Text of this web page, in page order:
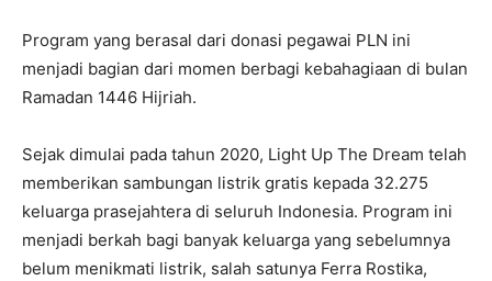
Program yang berasal dari donasi pegawai PLN ini
menjadi bagian dari momen berbagi kebahagiaan di bulan
Ramadan 1446 Hijriah.
Sejak dimulai pada tahun 2020, Light Up The Dream telah
memberikan sambungan listrik gratis kepada 32.275
keluarga prasejahtera di seluruh Indonesia. Program ini
menjadi berkah bagi banyak keluarga yang sebelumnya
belum menikmati listrik, salah satunya Ferra Rostika,